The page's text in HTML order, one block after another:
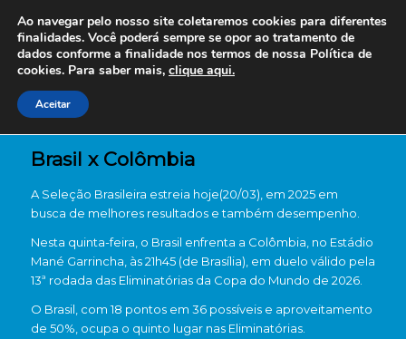
Brasil x Colômbia
A Seleção Brasileira estreia hoje(20/03), em 2025 em
busca de melhores resultados e também desempenho.
Nesta quinta-feira, o Brasil enfrenta a Colômbia, no Estádio
Mané Garrincha, às 21h45 (de Brasília), em duelo válido pela
13ª rodada das Eliminatórias da Copa do Mundo de 2026.
O Brasil, com 18 pontos em 36 possíveis e aproveitamento
de 50%, ocupa o quinto lugar nas Eliminatórias.
Ao navegar pelo nosso site coletaremos cookies para diferentes
finalidades. Você poderá sempre se opor ao tratamento de
dados conforme a finalidade nos termos de nossa Política de
cookies. Para saber mais, clique aqui.
Aceitar